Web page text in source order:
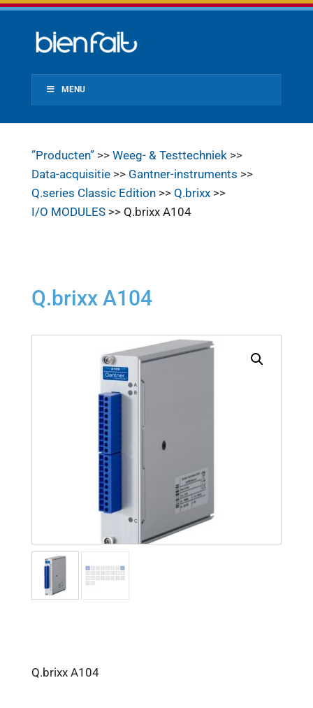
MENU
”Producten”>> Weeg- & Testtechniek>>
Data-acquisitie>> Gantner-instruments >>
Q.series Classic Edition>> Q.brixx>>
I/O MODULES>> Q.brixx A104
Q.brixx A104
Q.brixx A104